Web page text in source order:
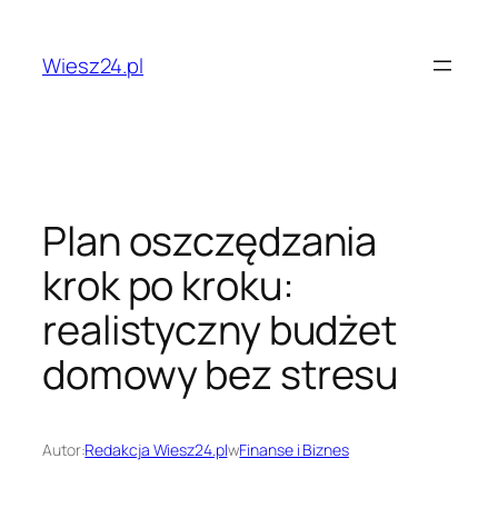
treściWiesz24.pl
Plan oszczędzania
krok po kroku:
realistyczny budżet
domowy bez stresu
Autor:Redakcja Wiesz24.plwFinanse i Biznes